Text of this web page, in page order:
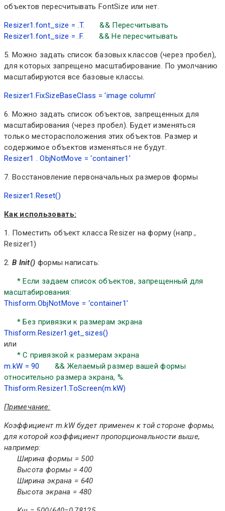
объектов пересчитывать FontSize или нет.
Resizer1.font_size = .T.
&& Пересчитывать
Resizer1.font_size = .F.
&& Не пересчитывать
5. Можно задать список базовых классов (через пробел),
для которых запрещено масштабирование. По умолчанию
масштабируются все базовые классы.
Resizer1.FixSizeBaseClass = 'image column'
6. Можно задать список объектов, запрещенных для
масштабирования (через пробел). Будет изменяться
только месторасположения этих объектов. Размер и
содержимое объектов изменяться не будут.
Resizer1 . ObjNotMove = ‘container1’
7. Восстановление первоначальных размеров формы
Resizer1.Reset()
Как использовать:
1. Поместить объект класса Resizer на форму (напр.,
Resizer1)
2. В Init() формы написать:
* Если задаем список объектов, запрещенный для
масштабирования:
Thisform.ObjNotMove = ‘container1’
* Без привязки к размерам экрана
Thisform.Resizer1.get_sizes()
или
* С привязкой к размерам экрана
m.kW = 90
&& Желаемый размер вашей формы
относительно размера экрана, %.
Thisform.Resizer1.ToScreen(m.kW)
Примечание:
Коэффициент m.kW будет применен к той стороне формы,
для которой коэффициент пропорциональности выше,
например:
Ширина формы = 500
Высота формы = 400
Ширина экрана = 640
Высота экрана = 480